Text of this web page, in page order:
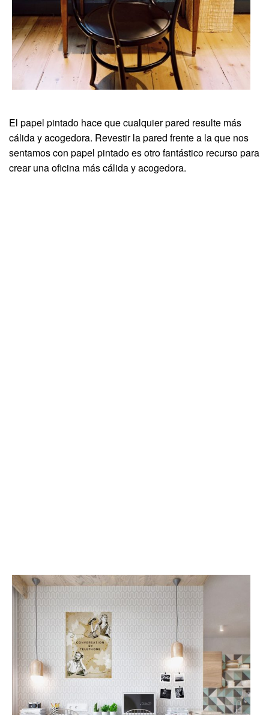
El papel pintado hace que cualquier pared resulte más
cálida y acogedora. Revestir la pared frente a la que nos
sentamos con papel pintado es otro fantástico recurso para
crear una oficina más cálida y acogedora.